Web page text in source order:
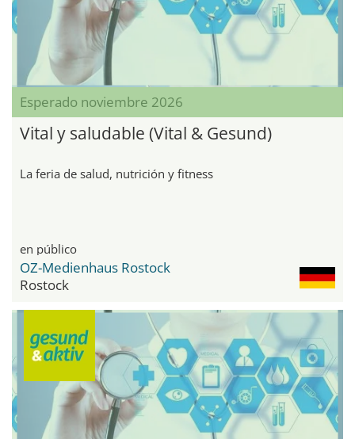
Esperado noviembre 2026
Vital y saludable (Vital & Gesund)
La feria de salud, nutrición y fitness
en público
OZ-Medienhaus Rostock
Rostock